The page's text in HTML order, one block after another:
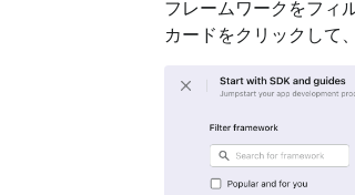
フレームワークをフィ
カードをクリックして